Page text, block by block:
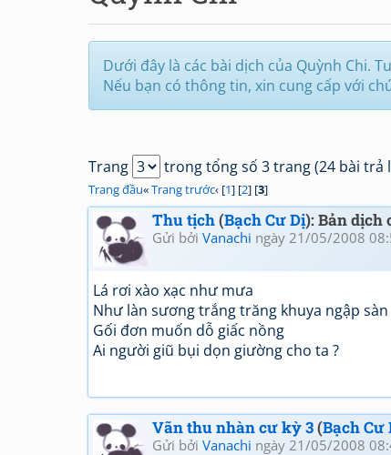
Dưới đây là các bài dịch của Quỳnh Chi.
Nếu bạn có thông tin, xin cung cấp với
Trang trong tổng số 3 trang (24 bài trả
Trang đầu«Trang trước‹ [1] [2] [3]
Thu tịch(Bạch Cư Dị): Bản dịch
Gửi bởi Vanachi ngày 21/05/2008
Lá rơi xào xạc như mưa
Như làn sương trắng trăng khuya ngập sàn
Gối đơn muốn dỗ giấc nồng
Ai người giũ bụi dọn giường cho ta ?
Vãn thu nhàn cư kỳ 3(Bạch Cư
Gửi bởi Vanachi ngày 21/05/2008